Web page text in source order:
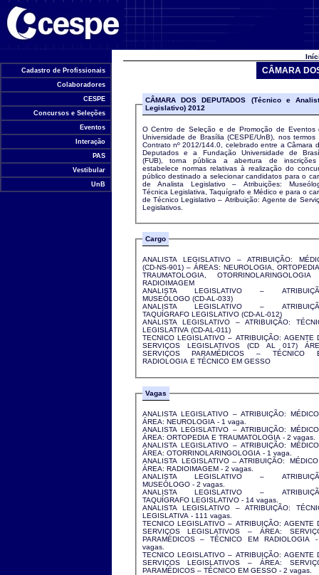
Cadastro de Profissionais
Colaboradores
CESPE
Concursos e Seleções
Eventos
Interação
PAS
Vestibular
UnB
CÂMARA
CÂMARA DOS DEPUTADOS (Técnico e
Legislativo) 2012
O Centro de Seleção e de Promoção de Eventos
Universidade de Brasília (CESPE/UnB), nos termos
Contrato nº 2012/144.0, celebrado entre a Câmara
Deputados e a Fundação Universidade de
(FUB), torna pública a abertura de
estabelece normas relativas à realização do
público destinado a selecionar candidatos para o
de Analista Legislativo – Atribuições:
Técnica Legislativa, Taquígrafo e Médico e para o
de Técnico Legislativo – Atribuição: Agente de
Legislativos.
Cargo
ANALISTA LEGISLATIVO – ATRIBUIÇÃO:
(CD-NS-901) – ÁREAS: NEUROLOGIA,
TRAUMATOLOGIA,
RADIOIMAGEM
ANALISTA LEGISLATIVO –
MUSEÓLOGO (CD-AL-033)
ANALISTA LEGISLATIVO –
TAQUÍGRAFO LEGISLATIVO (CD-AL-012)
ANALISTA LEGISLATIVO – ATRIBUIÇÃO:
LEGISLATIVA (CD-AL-011)
TECNICO LEGISLATIVO – ATRIBUIÇÃO: AGENTE
SERVIÇOS LEGISLATIVOS (CD AL 017)
SERVIÇOS PARAMÉDICOS – TÉCNICO
RADIOLOGIA E TÉCNICO EM GESSO
Vagas
ANALISTA LEGISLATIVO – ATRIBUIÇÃO:
ÁREA: NEUROLOGIA - 1 vaga.
ANALISTA LEGISLATIVO – ATRIBUIÇÃO:
ÁREA: ORTOPEDIA E TRAUMATOLOGIA - 2 vagas.
ANALISTA LEGISLATIVO – ATRIBUIÇÃO:
ÁREA: OTORRINOLARINGOLOGIA - 1 vaga.
ANALISTA LEGISLATIVO ̶ ATRIBUIÇÃO: MÉDICO –
ÁREA: RADIOIMAGEM - 2 vagas.
ANALISTA LEGISLATIVO –
MUSEÓLOGO - 2 vagas.
ANALISTA LEGISLATIVO –
TAQUÍGRAFO LEGISLATIVO - 14 vagas.
ANALISTA LEGISLATIVO – ATRIBUIÇÃO:
LEGISLATIVA - 111 vagas.
TECNICO LEGISLATIVO – ATRIBUIÇÃO: AGENTE
SERVIÇOS LEGISLATIVOS – ÁREA:
PARAMÉDICOS – TÉCNICO EM RADIOLOGIA
vagas.
TECNICO LEGISLATIVO – ATRIBUIÇÃO: AGENTE
SERVIÇOS LEGISLATIVOS – ÁREA:
PARAMÉDICOS – TÉCNICO EM GESSO - 2 vagas.